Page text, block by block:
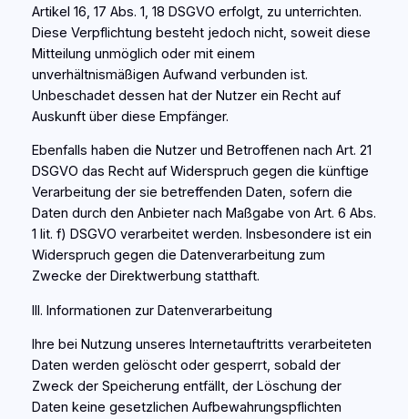
Artikel 16, 17 Abs. 1, 18 DSGVO erfolgt, zu unterrichten.
Diese Verpflichtung besteht jedoch nicht, soweit diese
Mitteilung unmöglich oder mit einem
unverhältnismäßigen Aufwand verbunden ist.
Unbeschadet dessen hat der Nutzer ein Recht auf
Auskunft über diese Empfänger.
Ebenfalls haben die Nutzer und Betroffenen nach Art. 21
DSGVO das Recht auf Widerspruch gegen die künftige
Verarbeitung der sie betreffenden Daten, sofern die
Daten durch den Anbieter nach Maßgabe von Art. 6 Abs.
1 lit. f) DSGVO verarbeitet werden. Insbesondere ist ein
Widerspruch gegen die Datenverarbeitung zum
Zwecke der Direktwerbung statthaft.
III. Informationen zur Datenverarbeitung
Ihre bei Nutzung unseres Internetauftritts verarbeiteten
Daten werden gelöscht oder gesperrt, sobald der
Zweck der Speicherung entfällt, der Löschung der
Daten keine gesetzlichen Aufbewahrungspflichten